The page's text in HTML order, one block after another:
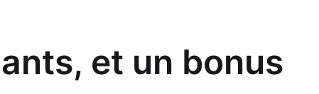
et un bonus